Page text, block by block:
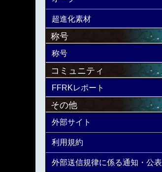
超進化素材
称号
称号
コミュニティ
FFRKレポート
その他
外部サイト
利用規約
外部送信規律に係る通知・公表